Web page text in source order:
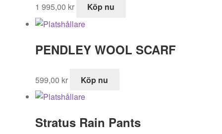
1 995,00 kr Köp nu
PENDLEY WOOL SCARF
599,00 kr Köp nu
Stratus Rain Pants